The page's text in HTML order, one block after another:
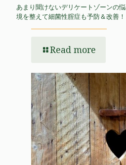
あまり聞けないデリケートゾーンの
境を整えて細菌性腟症も予防＆改善！
Read more